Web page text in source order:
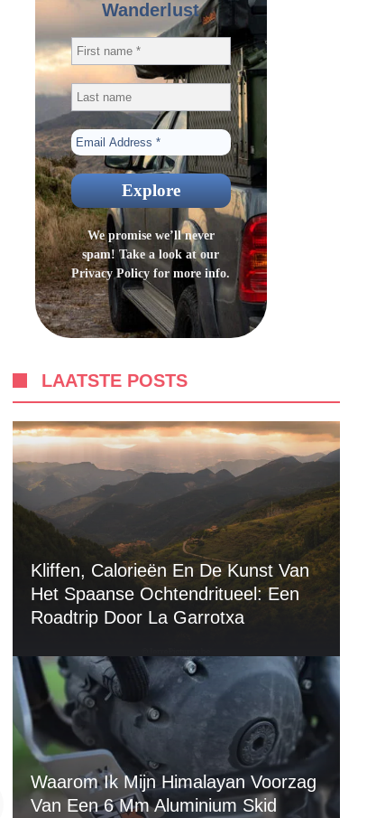
Wanderlust
We promise we’ll never
spam! Take a look at our
Privacy Policy for more info.
LAATSTE POSTS
Kliffen, Calorieën En De Kunst Van
Het Spaanse Ochtendritueel: Een
Roadtrip Door La Garrotxa
Waarom Ik Mijn Himalayan Voorzag
Van Een 6 Mm Aluminium Skid